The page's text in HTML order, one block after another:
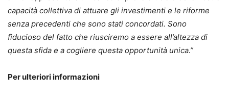
capacità collettiva di attuare gli investimenti e le riforme
senza precedenti che sono stati concordati. Sono
fiducioso del fatto che riusciremo a essere all’altezza di
questa sfida e a cogliere questa opportunità unica.”
Per ulteriori informazioni